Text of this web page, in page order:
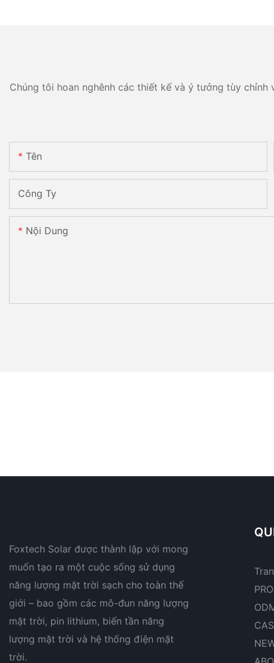
Chúng tôi hoan nghênh các thiết kế và ý tưởng tùy
Tên
Công Ty
Nội Dung
Foxtech Solar được thành lập với mong
muốn tạo ra một cuộc sống sử dụng
năng lượng mặt trời sạch cho toàn thế
giới – bao gồm các mô-đun năng lượng
mặt trời, pin lithium, biến tần năng
lượng mặt trời và hệ thống điện mặt
trời.